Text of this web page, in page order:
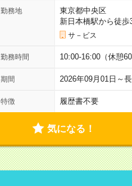
勤務地
東京都中央区
新日本橋駅から徒歩
サ－ビス
勤務時間 10:00-16:00（休憩
期間 2026年09月01日
特徴 履歴書不要
気になる！